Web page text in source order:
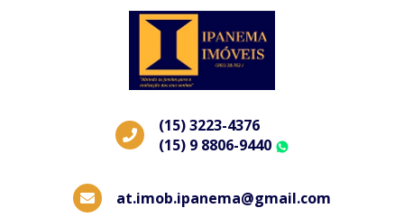
(15) 3223-4376
(15) 9 8806-9440
at.imob.ipanema@gmail.com